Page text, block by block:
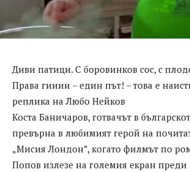
Диви патици. С боровинков сос, с
Права гииии – един път! – това е
реплика на Любо Нейков
Коста Баничаров, готвачът в
превърна в любимият герой на
„Мисия Лондон”, когато филмът по
Попов излезе на големия екран